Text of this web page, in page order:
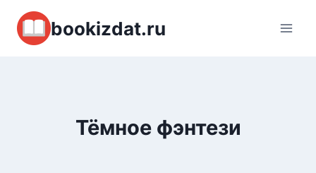
Перейти
содержимому
bookizdat.ru
Тёмное фэнтези